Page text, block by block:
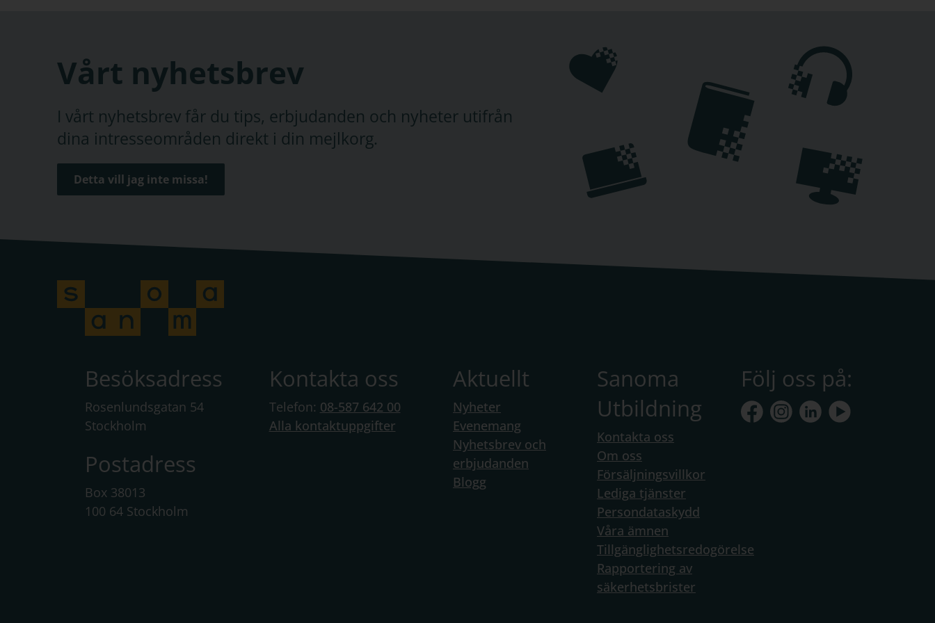
Vårt nyhetsbrev
I vårt nyhetsbrev får du tips, erbjudanden och nyheter utifrån
dina intresseområden direkt i din mejlkorg.
Detta vill jag inte missa!
Besöksadress
Rosenlundsgatan 54
Stockholm
Postadress
Box 38013
100 64 Stockholm
Kontakta oss
Telefon: 08-587 642 00
Alla kontaktuppgifter
Aktuellt
Nyheter
Evenemang
Nyhetsbrev och
erbjudanden
Blogg
Sanoma
Utbildning
Kontakta oss
Om oss
Försäljningsvillkor
Lediga tjänster
Persondataskydd
Våra ämnen
Tillgänglighetsredogörelse
Rapportering av
säkerhetsbrister
Följ oss på: